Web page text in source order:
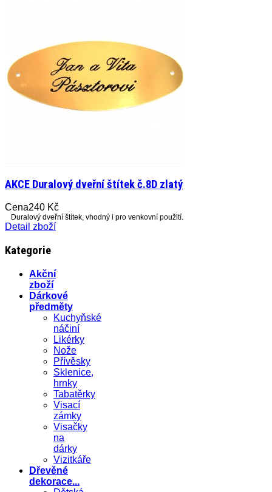
AKCE Duralový dveřní štítek č.8D zlatý
Cena240 Kč
Duralový dveřní štítek, vhodný i pro venkovní použití.
Detail zboží
Kategorie
Akční
zboží
Dárkové
předměty
Kuchyňské
náčiní
Likérky
Nože
Přívěsky
Sklenice,
hrnky
Tabatěrky
Visací
zámky
Visačky
na
dárky
Vizitkáře
Dřevěné
dekorace...